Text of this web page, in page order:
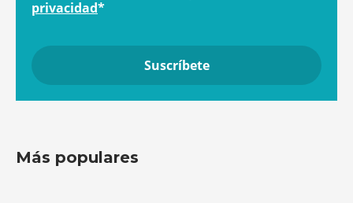
privacidad*
Más populares